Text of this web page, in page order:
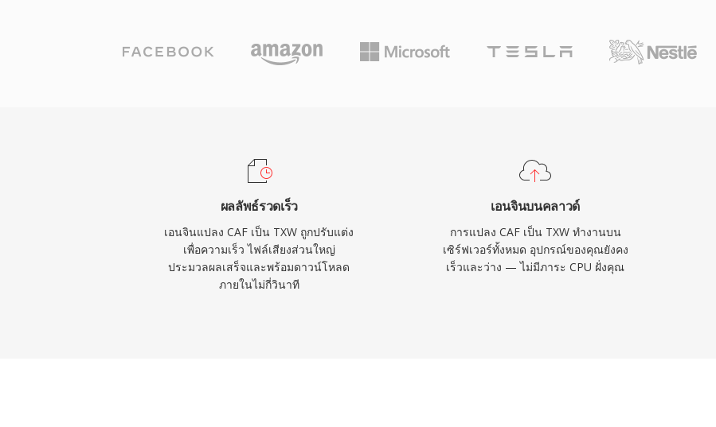
ผลลัพธ์รวดเร็ว
เอนจินแปลง CAF เป็น TXW ถูกปรับแต่ง
เพื่อความเร็ว ไฟล์เสียงส่วนใหญ่
ประมวลผลเสร็จและพร้อมดาวน์โหลด
ภายในไม่กี่วินาที
เอนจินบนคลาวด์
การแปลง CAF เป็น TXW ทำงานบน
เซิร์ฟเวอร์ทั้งหมด อุปกรณ์ของคุณยังคง
เร็วและว่าง — ไม่มีภาระ CPU ฝั่งคุณ